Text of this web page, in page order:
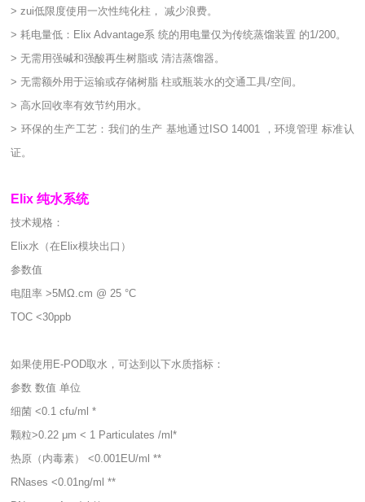
> zui低限度使用一次性纯化柱， 减少浪费。
> 耗电量低：Elix Advantage系 统的用电量仅为传统蒸馏装置 的1/200。
> 无需用强碱和强酸再生树脂或 清洁蒸馏器。
> 无需额外用于运输或存储树脂 柱或瓶装水的交通工具/空间。
> 高水回收率有效节约用水。
> 环保的生产工艺：我们的生产 基地通过ISO 14001 ，环境管理 标准认
证。
Elix 纯水系统
技术规格：
Elix水（在Elix模块出口）
参数值
电阻率 >5MΩ.cm @ 25 °C
TOC <30ppb
如果使用E-POD取水，可达到以下水质指标：
参数 数值 单位
细菌 <0.1 cfu/ml *
颗粒>0.22 μm < 1 Particulates /ml*
热原（内毒素） <0.001EU/ml **
RNases <0.01ng/ml **